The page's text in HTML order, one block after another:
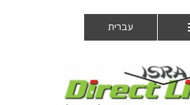
עברית